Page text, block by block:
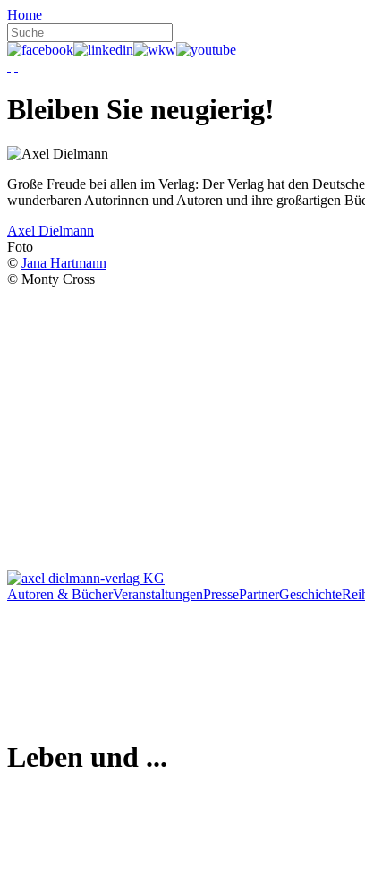
Home
Bleiben Sie neugierig!
Große Freude bei allen im Verlag: Der Verlag hat den
wunderbaren Autorinnen und Autoren und ihre großartigen
Axel Dielmann
Foto
© Jana Hartmann
© Monty Cross
Autoren & BücherVeranstaltungenPressePartnerGeschichte
Leben und ...